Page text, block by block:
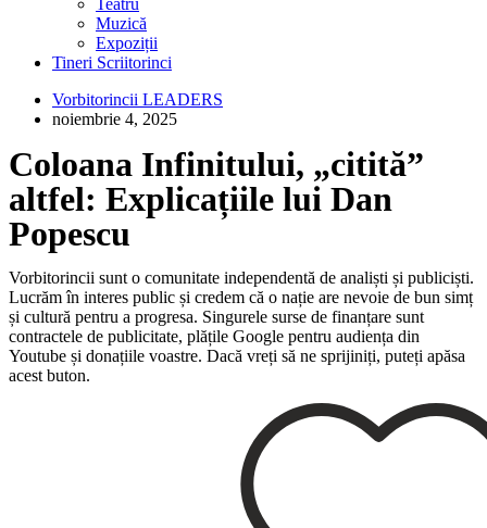
Teatru
Muzică
Expoziții
Tineri Scriitorinci
Vorbitorincii LEADERS
noiembrie 4, 2025
Coloana Infinitului, „citită”
altfel: Explicațiile lui Dan
Popescu
Vorbitorincii sunt o comunitate independentă de analiști și publiciști.
Lucrăm în interes public și credem că o nație are nevoie de bun simț
și cultură pentru a progresa. Singurele surse de finanțare sunt
contractele de publicitate, plățile Google pentru audiența din
Youtube și donațiile voastre. Dacă vreți să ne sprijiniți, puteți apăsa
acest buton.